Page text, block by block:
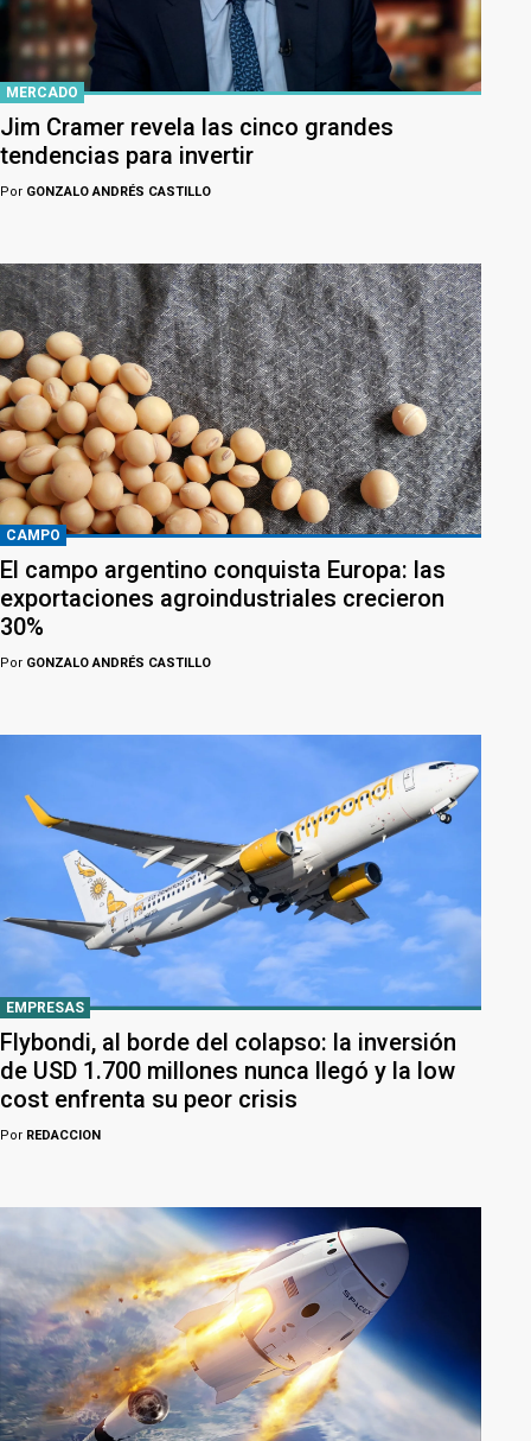
MERCADO
Jim Cramer revela las cinco grandes
tendencias para invertir
Por GONZALO ANDRÉS CASTILLO
CAMPO
El campo argentino conquista Europa: las
exportaciones agroindustriales crecieron
30%
Por GONZALO ANDRÉS CASTILLO
EMPRESAS
Flybondi, al borde del colapso: la inversión
de USD 1.700 millones nunca llegó y la low
cost enfrenta su peor crisis
Por REDACCION